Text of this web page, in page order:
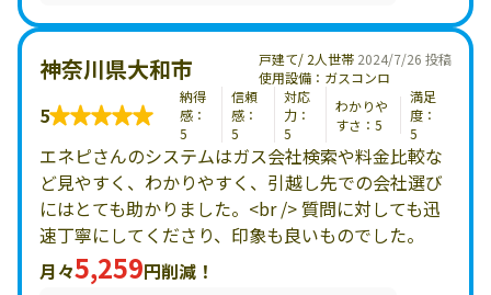
2024/7/26 投稿
神奈川県大和市
戸建て/ 2人世帯
使用設備：ガスコンロ
5
納得
感：
5
信頼
感：
5
対応
力：
5
わかりや
すさ：5
満足
度：
5
エネピさんのシステムはガス会社検索や料金比較な
ど見やすく、わかりやすく、引越し先での会社選び
にはとても助かりました。<br /> 質問に対しても迅
速丁寧にしてくださり、印象も良いものでした。
月々5,259円削減！